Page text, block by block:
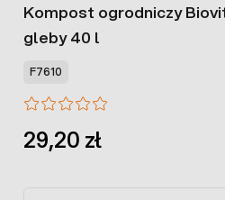
Kompost ogrodniczy
gleby 40 l
F7610
29,20 zł